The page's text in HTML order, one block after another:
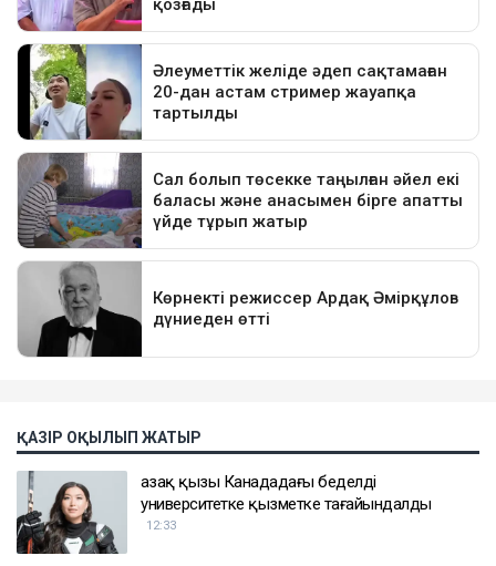
ҚАЗІР ОҚЫЛЫП ЖАТЫР
Қазақ қызы Канададағы беделді
университетке қызметке тағайындалды
12:33